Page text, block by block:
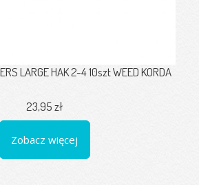
LARGE HAK 2-4 10szt WEED KORDA
23,95 zł
Zobacz więcej